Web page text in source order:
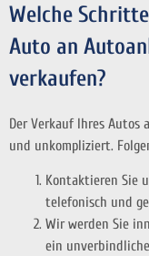
Welche
Auto an
verkaufen?
Der Verkauf Ihres
und unkompliziert.
Kontaktieren Sie
telefonisch und
Wir werden Sie
ein